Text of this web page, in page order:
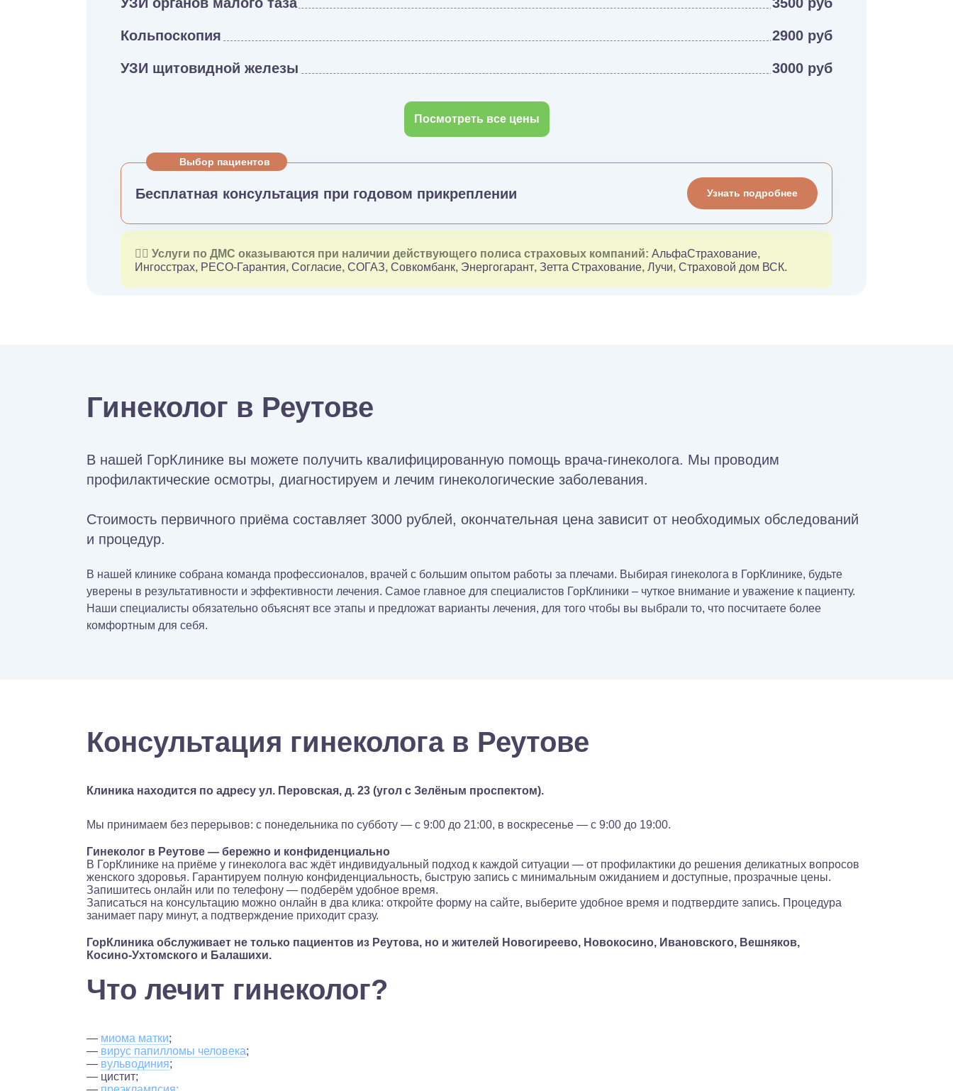
Кольпоскопия 2900 руб
УЗИ щитовидной железы 3000 руб
Посмотреть все цены
Выбор пациентов
Бесплатная консультация при годовом прикреплении Узнать подробнее
👉🏻 Услуги по ДМС оказываются при наличии действующего полиса страховых компаний: АльфаСтрахование,
Ингосстрах, РЕСО-Гарантия, Согласие, СОГАЗ, Совкомбанк, Энергогарант, Зетта Страхование, Лучи, Страховой дом ВСК.
Гинеколог в Реутове
В нашей ГорКлинике вы можете получить квалифицированную помощь врача‑гинеколога. Мы проводим
профилактические осмотры, диагностируем и лечим гинекологические заболевания.
Стоимость первичного приёма составляет 3000 рублей, окончательная цена зависит от необходимых обследований
и процедур.
В нашей клинике собрана команда профессионалов, врачей с большим опытом работы за плечами. Выбирая гинеколога в ГорКлинике, будьте
уверены в результативности и эффективности лечения. Самое главное для специалистов ГорКлиники – чуткое внимание и уважение к пациенту.
Наши специалисты обязательно объяснят все этапы и предложат варианты лечения, для того чтобы вы выбрали то, что посчитаете более
комфортным для себя.
Консультация гинеколога в Реутове
Клиника находится по адресу ул. Перовская, д. 23 (угол с Зелёным проспектом).
Мы принимаем без перерывов: с понедельника по субботу — с 9:00 до 21:00, в воскресенье — с 9:00 до 19:00.
Гинеколог в Реутове — бережно и конфиденциально
В ГорКлинике на приёме у гинеколога вас ждёт индивидуальный подход к каждой ситуации — от профилактики до решения деликатных вопросов
женского здоровья. Гарантируем полную конфиденциальность, быструю запись с минимальным ожиданием и доступные, прозрачные цены.
Запишитесь онлайн или по телефону — подберём удобное время.
Записаться на консультацию можно онлайн в два клика: откройте форму на сайте, выберите удобное время и подтвердите запись. Процедура
занимает пару минут, а подтверждение приходит сразу.
ГорКлиника обслуживает не только пациентов из Реутова, но и жителей Новогиреево, Новокосино, Ивановского, Вешняков,
Косино‑Ухтомского и Балашихи.
Что лечит гинеколог?
— миома матки;
— вирус папилломы человека;
— вульводиния;
— цистит;